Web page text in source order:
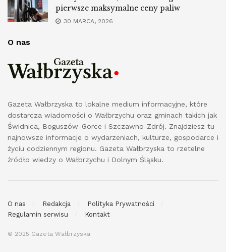
pierwsze maksymalne ceny paliw
30 MARCA, 2026
O nas
Gazeta Wałbrzyska to lokalne medium informacyjne, które
dostarcza wiadomości o Wałbrzychu oraz gminach takich jak
Świdnica, Boguszów-Gorce i Szczawno-Zdrój. Znajdziesz tu
najnowsze informacje o wydarzeniach, kulturze, gospodarce i
życiu codziennym regionu. Gazeta Wałbrzyska to rzetelne
źródło wiedzy o Wałbrzychu i Dolnym Śląsku.
O nas Redakcja
Polityka Prywatności
Regulamin serwisu
Kontakt
© 2025 Gazeta Wałbrzyska